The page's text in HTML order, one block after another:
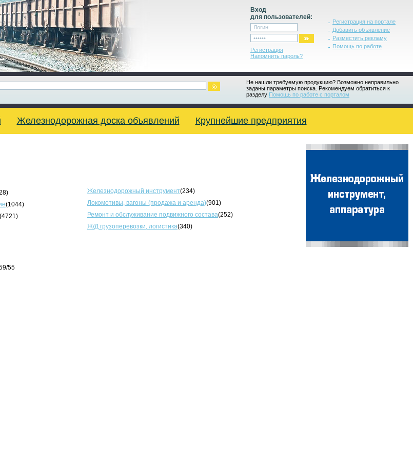
Вход
для пользователей:
Регистрация
Напомнить пароль?
Регистрация на портале
Добавить объявление
Разместить рекламу
Помощь по работе
Не нашли требуемую продукцию? Возможно неправильно
заданы параметры поиска. Рекомендуем обратиться к
разделу Помощь по работе с порталом
Железнодорожная доска объявлений Крупнейшие предприятия
Железнодорожный инструмент(234)
(1044) Локомотивы, вагоны (продажа и аренда)(901)
(4721) Ремонт и обслуживание подвижного состава(252)
Ж/Д грузоперевозки, логистика(340)
55